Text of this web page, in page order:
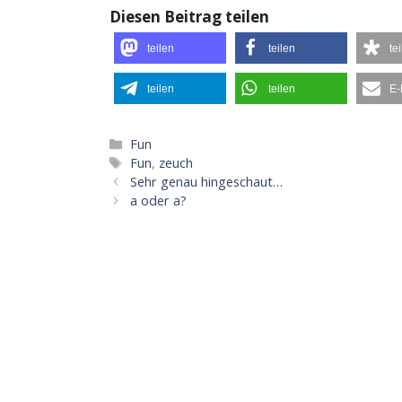
Diesen Beitrag teilen
teilen teilen
teilen teilen
Kategorien
Fun
Schlagwörter
Fun, zeuch
Sehr genau hingeschaut…
a oder а?